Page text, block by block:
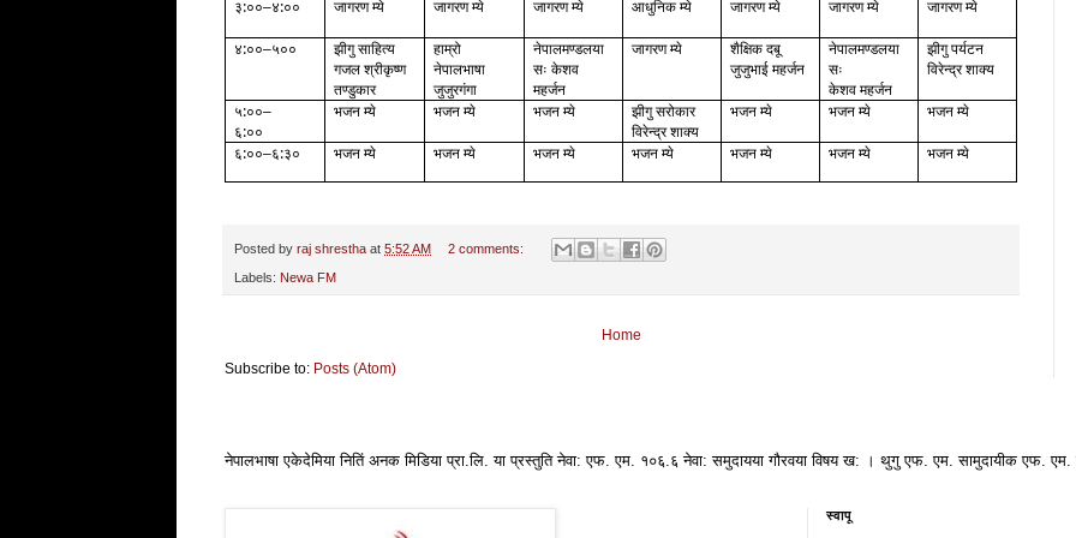
३:००–४:०० जागरण म्ये जागरण म्ये जागरण म्ये आधुनिक म्ये जागरण म्ये जागरण म्ये जागरण म्ये
४:००–५००
झीगु साहित्य
गजल श्रीकृष्ण
तण्डुकार
हाम्रो
नेपालभाषा
जुजुरगंगा
नेपालमण्डलया
सः केशव
महर्जन
जागरण म्ये
शैक्षिक दबू
जुजुभाई महर्जन
नेपालमण्डलया
सः
केशव महर्जन
झीगु पर्यटन
विरेन्द्र शाक्य
५:००–
६:००
भजन म्ये भजन म्ये भजन म्ये
झीगु सरोकार
विरेन्द्र शाक्य
भजन म्ये भजन म्ये भजन म्ये
६:००–६:३० भजन म्ये भजन म्ये भजन म्ये भजन म्ये भजन म्ये भजन म्ये भजन म्ये
Posted by raj shrestha at 5:52 AM 2 comments:
Labels: Newa FM
Home
Subscribe to: Posts (Atom)
नेपालभाषा एकेदेमिया नितिं अनक मिडिया प्रा.लि. या प्रस्तुति नेवा: एफ. एम. १०६.६ नेवा: समुदायया गौरवया विषय ख: । थुगु एफ. एम. सामुदायीक एफ.
स्वापू